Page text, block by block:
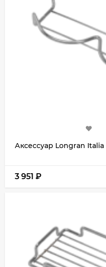
Аксессуар Longran
3 951 ₽